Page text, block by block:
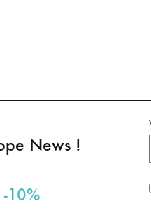
News !
-10%